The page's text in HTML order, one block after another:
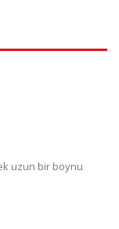
uzun bir boynu